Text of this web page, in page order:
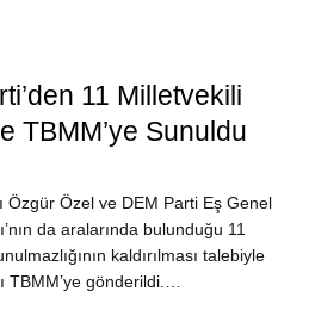
11 Milletvekili
TBMM’ye Sunuldu
Özgür Özel ve DEM Parti Eş Genel
da aralarında bulunduğu 11
kaldırılması talebiyle
TBMM’ye gönderildi.…